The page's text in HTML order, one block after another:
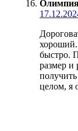
хороший.
быстро.
размер
целом, я